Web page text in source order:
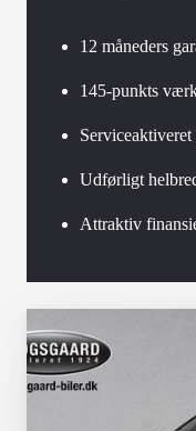
12 måneders
145-punkts
Udførligt
Attraktiv